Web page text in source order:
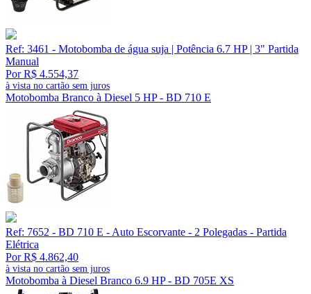
Ref: 3461 - Motobomba de água suja | Potência 6.7 HP | 3" Partida
Manual
Por R$ 4.554,37
à vista no cartão sem juros
Motobomba Branco à Diesel 5 HP - BD 710 E
Ref: 7652 - BD 710 E - Auto Escorvante - 2 Polegadas - Partida
Elétrica
Por R$ 4.862,40
à vista no cartão sem juros
Motobomba à Diesel Branco 6.9 HP - BD 705E XS